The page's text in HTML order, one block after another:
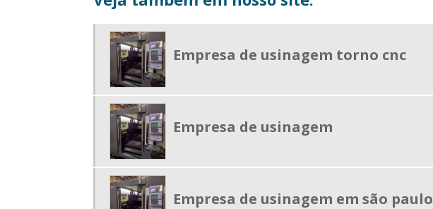
Empresa de usinagem torno cnc
Empresa de usinagem
Empresa de usinagem em são paulo